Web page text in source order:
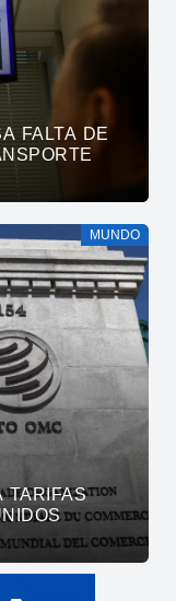
FALTA DE
MUNDO
TARIFAS